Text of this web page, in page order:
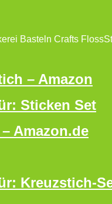
Basteln Crafts
– Amazon
Sticken Set
Amazon.de
Kreuzstich-